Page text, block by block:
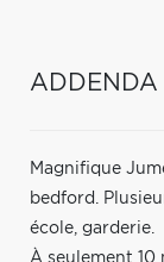
ADDENDA
Magnifique
bedford.
école, garderie.
À seulement